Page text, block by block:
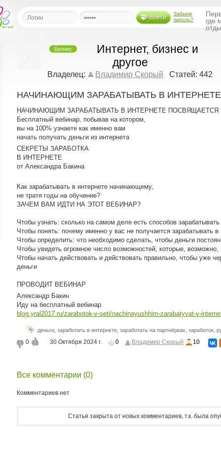
Войти
Забыли
пароль?
где
друзей
рассылку
Бизнес
Интернет, бизнес и
другое
Владелец: Владимир Скорый Статей: 442
НАЧИНАЮЩИМ ЗАРАБАТЫВАТЬ В
НАЧИНАЮЩИМ ЗАРАБАТЫВАТЬ В ИНТЕРНЕТЕ ПОСВЯЩАЕТСЯ
Бесплатный вебинар, побывав на котором,
вы на 100% узнаете как именно вам
начать получать деньги из интернета
СЕКРЕТЫ ЗАРАБОТКА
В ИНТЕРНЕТЕ
от Александра Бакина
Как зарабатывать в интернете начинающему,
не тратя годы на обучение?
ЗАЧЕМ ВАМ ИДТИ НА ЭТОТ ВЕБИНАР?
Чтобы узнать: сколько на самом деле есть способов зарабатывать
Чтобы понять: почему именно у вас не получается зарабатывать в
Чтобы определить: что необходимо сделать, чтобы деньги
Чтобы увидеть огромное число возможностей, которые,
Чтобы начать действовать и действовать правильно, чтобы уже
деньги
ПРОВОДИТ ВЕБИНАР
Александр Бакин
Иду на бесплатный вебинар
blog.yral2017.ru/zarabotok-v-seti/nachinayushhim-zarabatyvat-v-
деньги заработать в интернете заработать на партнёрках заработок
0 30 Октября 2024 г. 0 Владимир Скорый 10
Все комментарии (0)
Комментариев нет
Статья закрыта от новых комментариев, т.к. была